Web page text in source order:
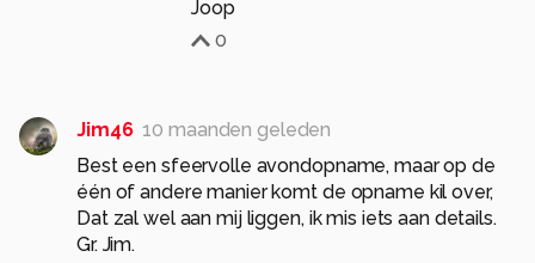
Joop
0
Jim46 10 maanden geleden
Best een sfeervolle avondopname, maar op de
één of andere manier komt de opname kil over,
Dat zal wel aan mij liggen, ik mis iets aan details.
Gr. Jim.